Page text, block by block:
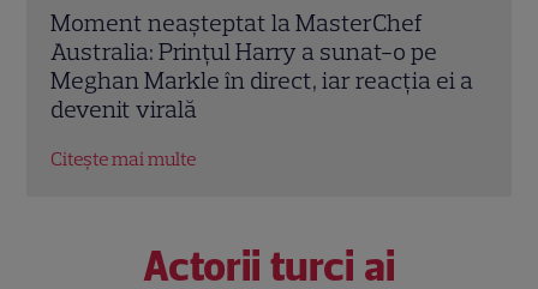
Meghan Markle, apariție surpriză la
MasterChef Australia 2026. Ducesa de
Sussex a dezvăluit ce gătește pentru
Prințul Harry
Citește mai multe
Actorii turci ai